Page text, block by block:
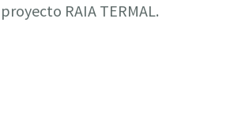
proyecto RAIA TERMAL.